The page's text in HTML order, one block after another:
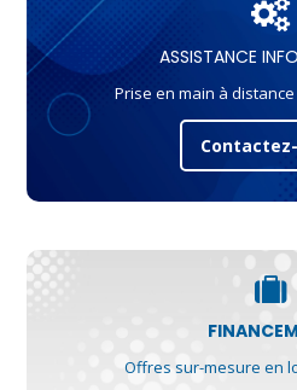
ASSISTANCE
Prise en main à
Offres sur-mesure en